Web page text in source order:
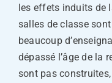
les effets induits de
salles de classe
beaucoup
dépassé l’âge de la
sont pas construites,